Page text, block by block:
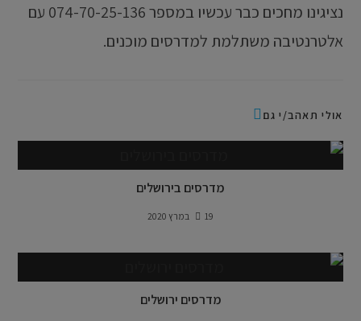
נציגינו מחכים כבר עכשיו במספר 074-70-25-136 עם
אלטרנטיבה משתלמת למדרסים מוכנים.
אולי תאהב/י גם
מדרסים בירושלים
19 במרץ 2020
מדרסים ירושלים